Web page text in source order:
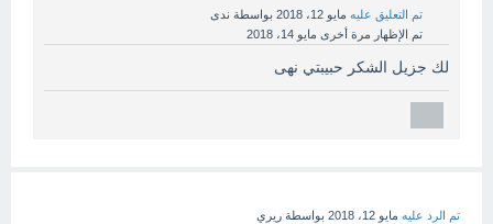
تم التعليق عليه مايو 12، 2018 بواسطة ندى
تم الإظهار مرة أخرى مايو 14، 2018
لك جزيل الشكر حبيبتي نهى
تم الرد عليه مايو 12، 2018 بواسطة ريري